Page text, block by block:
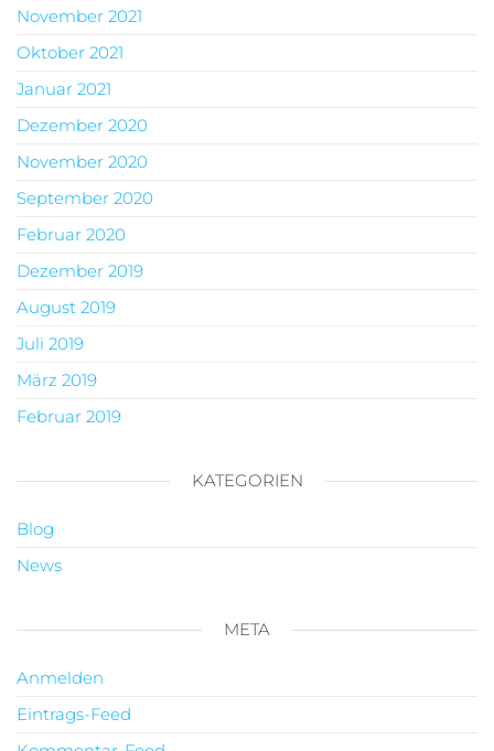
November 2021
Oktober 2021
Januar 2021
Dezember 2020
November 2020
September 2020
Februar 2020
Dezember 2019
August 2019
Juli 2019
März 2019
Februar 2019
KATEGORIEN
Blog
News
META
Anmelden
Eintrags-Feed